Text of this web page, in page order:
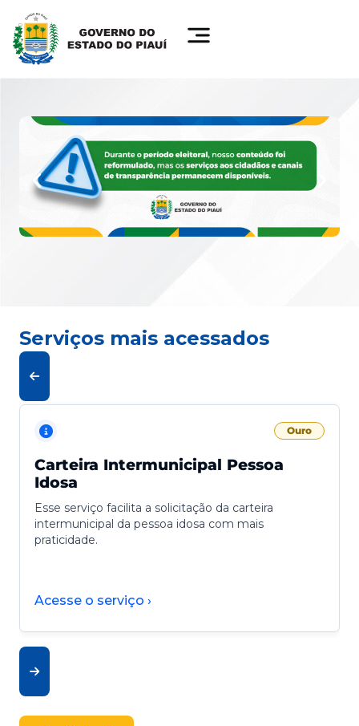
Serviços mais acessados
Ouro
Carteira Intermunicipal Pessoa
Idosa
Esse serviço facilita a solicitação da carteira
intermunicipal da pessoa idosa com mais
praticidade.
Acesse o serviço ›